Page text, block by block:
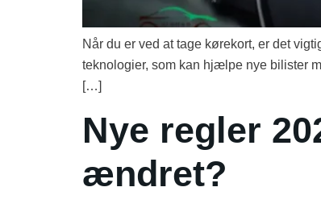
Når du er ved at tage kørekort, er det
teknologier, som kan hjælpe nye bilister
[…]
Nye regler
ændret?